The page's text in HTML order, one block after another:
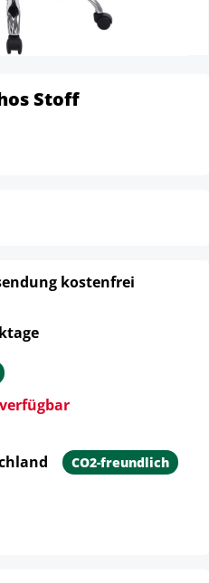
Stoff
kostenfrei
CO2-freundlich